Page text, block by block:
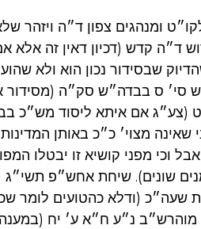
ומנהגים צפון ד״ה ויזהר
ד״ה קדש (דכיון דאין זה אלא
שבסידור נכון הוא ולא
סי׳ ס בבדה״ש סק״ה
(צע״ג אם איתא ליסוד מש״כ
מצוי׳ כ״כ באותן
וכי מפני קושיא זו יבטלו
שונים). שיחת אחש״פ
שעה״כ (ודלא כהטועים לומר
נ״ע ח״א ע׳ יח